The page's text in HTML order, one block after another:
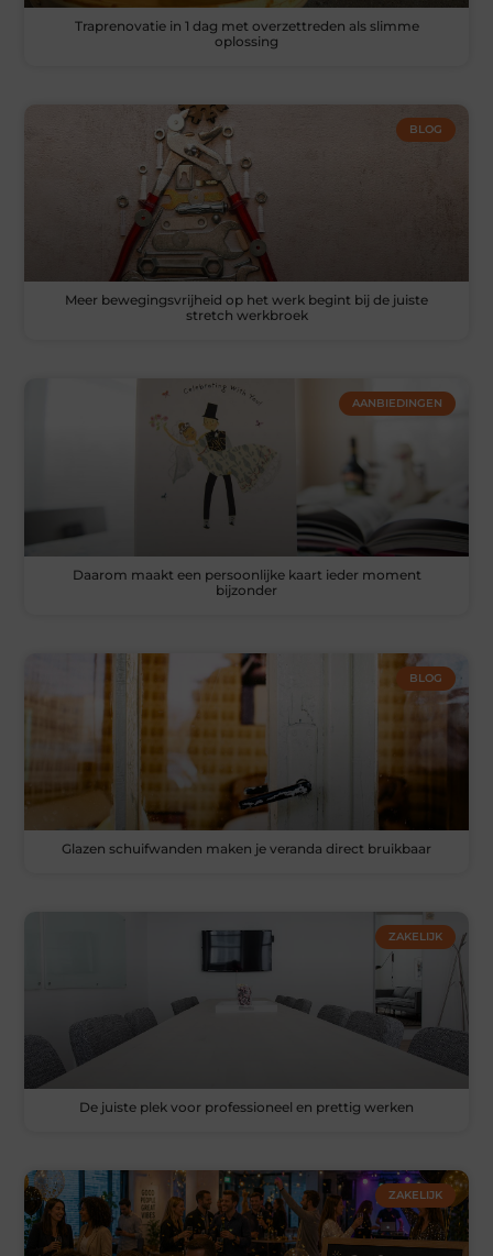
Traprenovatie in 1 dag met overzettreden als slimme
oplossing
BLOG
Meer bewegingsvrijheid op het werk begint bij de juiste
stretch werkbroek
AANBIEDINGEN
Daarom maakt een persoonlijke kaart ieder moment
bijzonder
BLOG
Glazen schuifwanden maken je veranda direct bruikbaar
ZAKELIJK
De juiste plek voor professioneel en prettig werken
ZAKELIJK